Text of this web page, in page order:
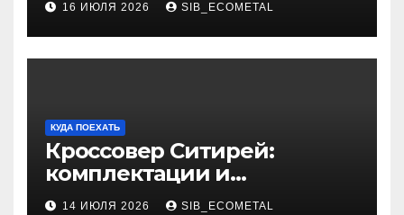
16 ИЮЛЯ 2026 SIB_ECOMETAL
КУДА ПОЕХАТЬ
Кроссовер Ситирей:
комплектации и
характеристики
14 ИЮЛЯ 2026 SIB_ECOMETAL